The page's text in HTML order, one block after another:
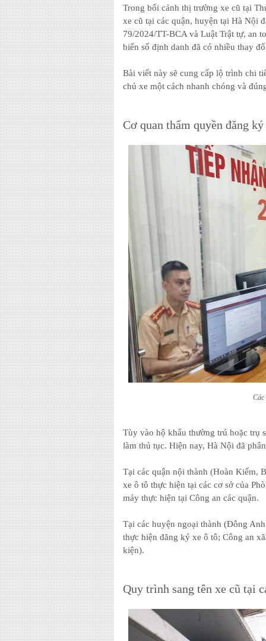
Trong bối cảnh thị trường xe cũ tại
xe cũ tại các quận, huyện tại Hà Nội
79/2024/TT-BCA và Luật Trật tự, an
biển số định danh đã có nhiều thay
Bài viết này sẽ cung cấp lộ trình chi
chủ xe một cách nhanh chóng và
Cơ quan thẩm quyền đăng
Các
Tùy vào hộ khẩu thường trú hoặc trụ
làm thủ tục. Hiện nay, Hà Nội đã
Tại các quận nội thành (Hoàn Kiếm,
xe ô tô thực hiện tại các cơ sở của
máy thực hiện tại Công an các quận.
Tại các huyện ngoại thành (Đông
thực hiện đăng ký xe ô tô; Công an
kiện).
Quy trình sang tên xe cũ tại